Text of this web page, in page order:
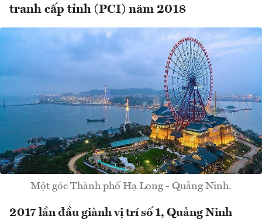
tranh cấp tỉnh (PCI) năm 2018
Một góc Thành phố Hạ Long - Quảng Ninh.
2017 lần đầu giành vị trí số 1, Quảng Ninh